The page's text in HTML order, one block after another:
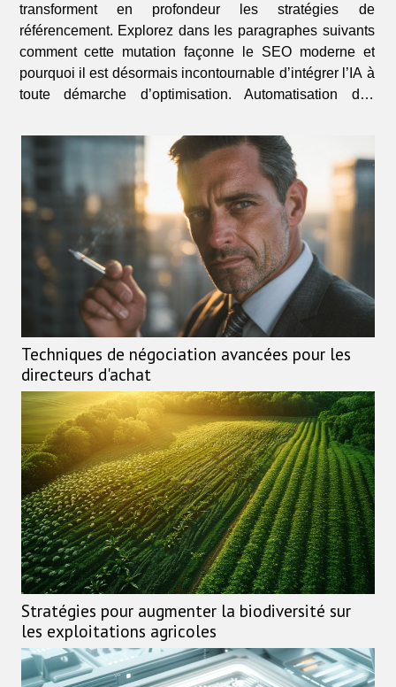
transforment en profondeur les stratégies de
référencement. Explorez dans les paragraphes suivants
comment cette mutation façonne le SEO moderne et
pourquoi il est désormais incontournable d’intégrer l’IA à
toute démarche d’optimisation. Automatisation des
l’intelligence...
Techniques de négociation avancées pour les
directeurs d'achat
Stratégies pour augmenter la biodiversité sur
les exploitations agricoles